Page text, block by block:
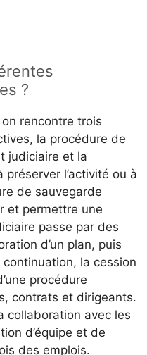
?
on rencontre trois
la procédure de
judiciaire et la
l’activité ou à
de sauvegarde
et permettre une
passe par des
d’un plan, puis
continuation, la cession
procédure
contrats et dirigeants.
collaboration avec les
d’équipe et de
des emplois.